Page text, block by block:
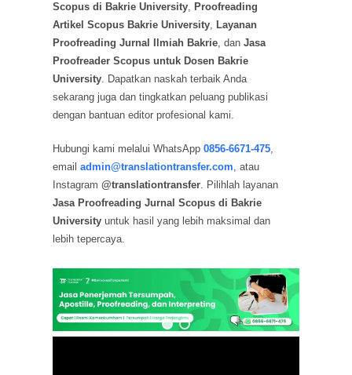
Scopus di Bakrie University, Proofreading
Artikel Scopus Bakrie University, Layanan
Proofreading Jurnal Ilmiah Bakrie, danJasa
Proofreader Scopus untuk Dosen Bakrie
University. Dapatkan naskah terbaik Anda
sekarang juga dan tingkatkan peluang publikasi
dengan bantuan editor profesional kami.
Hubungi kami melalui WhatsApp0856-6671-475
emailadmin@translationtransfer.com , atau
Instagram@translationtransfer . Pilihlah layanan
Jasa Proofreading Jurnal Scopus di Bakrie
University untuk hasil yang lebih maksimal dan
lebih tepercaya.